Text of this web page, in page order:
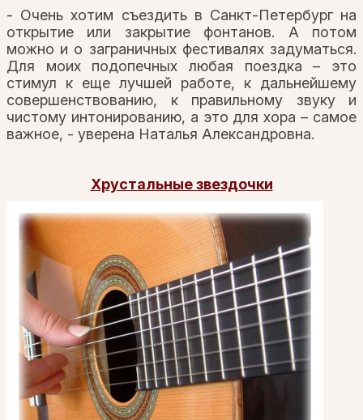
- Очень хотим съездить в Санкт-Петербург на
открытие или закрытие фонтанов. А потом
можно и о заграничных фестивалях задуматься.
Для моих подопечных любая поездка – это
стимул к еще лучшей работе, к дальнейшему
совершенствованию, к правильному звуку и
чистому интонированию, а это для хора – самое
важное, - уверена Наталья Александровна.
Хрустальные звездочки